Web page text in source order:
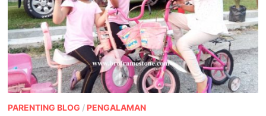
PARENTING BLOG / PENGALAMAN